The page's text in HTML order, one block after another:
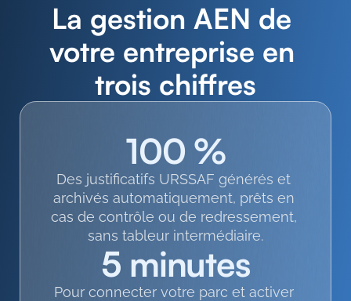
La gestion AEN de
votre entreprise en
trois chiffres
100 %
Des justificatifs URSSAF générés et
archivés automatiquement, prêts en
cas de contrôle ou de redressement,
sans tableur intermédiaire.
5 minutes
Pour connecter votre parc et activer